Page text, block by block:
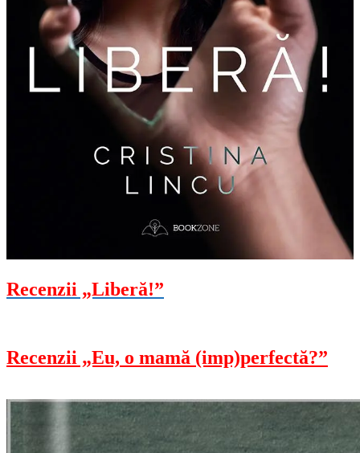
Recenzii „Liberă!”
Recenzii „Eu, o mamă (imp)perfectă?”